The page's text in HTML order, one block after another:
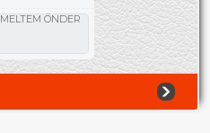
MELTEM ÖNDER